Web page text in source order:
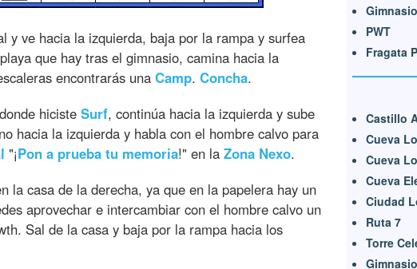
y ve hacia la izquierda, baja por la rampa y surfea
que hay tras el gimnasio, camina hacia la
encontrarás una Camp. Concha.
hiciste Surf, continúa hacia la izquierda y sube
hacia la izquierda y habla con el hombre calvo para
"¡Pon a prueba tu memoria!" en la Zona Nexo.
la casa de la derecha, ya que en la papelera hay un
aprovechar e intercambiar con el hombre calvo un
Sal de la casa y baja por la rampa hacia los
PWT
Fragata
Castillo
Cueva
Cueva
Cueva
Ciudad
Ruta 7
Torre